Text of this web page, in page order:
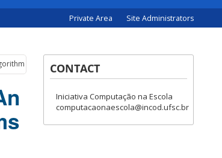
Private Area Site Administrators
and Programming Concepts in App Inventor Projects
CONTACT
Iniciativa Computação na Escola
computacaonaescola@incod.ufsc.br